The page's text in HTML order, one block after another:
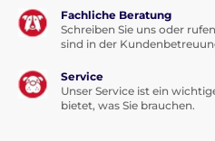
Nachteile
keine
Inhalt der Packung
Fachliche Beratung
Schreiben Sie uns oder
sind in der
Service
Unser Service ist ein
bietet, was Sie brauchen.